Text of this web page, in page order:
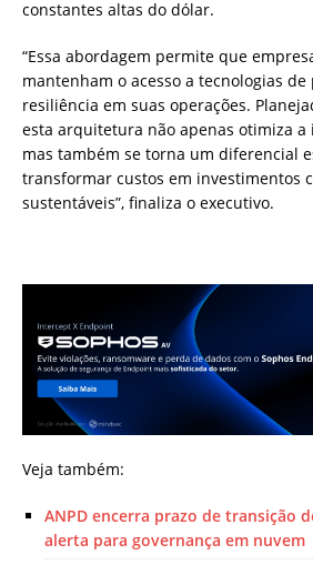
constantes altas do dólar.
“Essa abordagem permite que
mantenham o acesso a tecnologias
resiliência em suas operações.
esta arquitetura não apenas otimiza
mas também se torna um diferencial
transformar custos em investimentos
sustentáveis”, finaliza o executivo.
Veja também:
ANPD encerra prazo de transição
alerta para governança em nuvem